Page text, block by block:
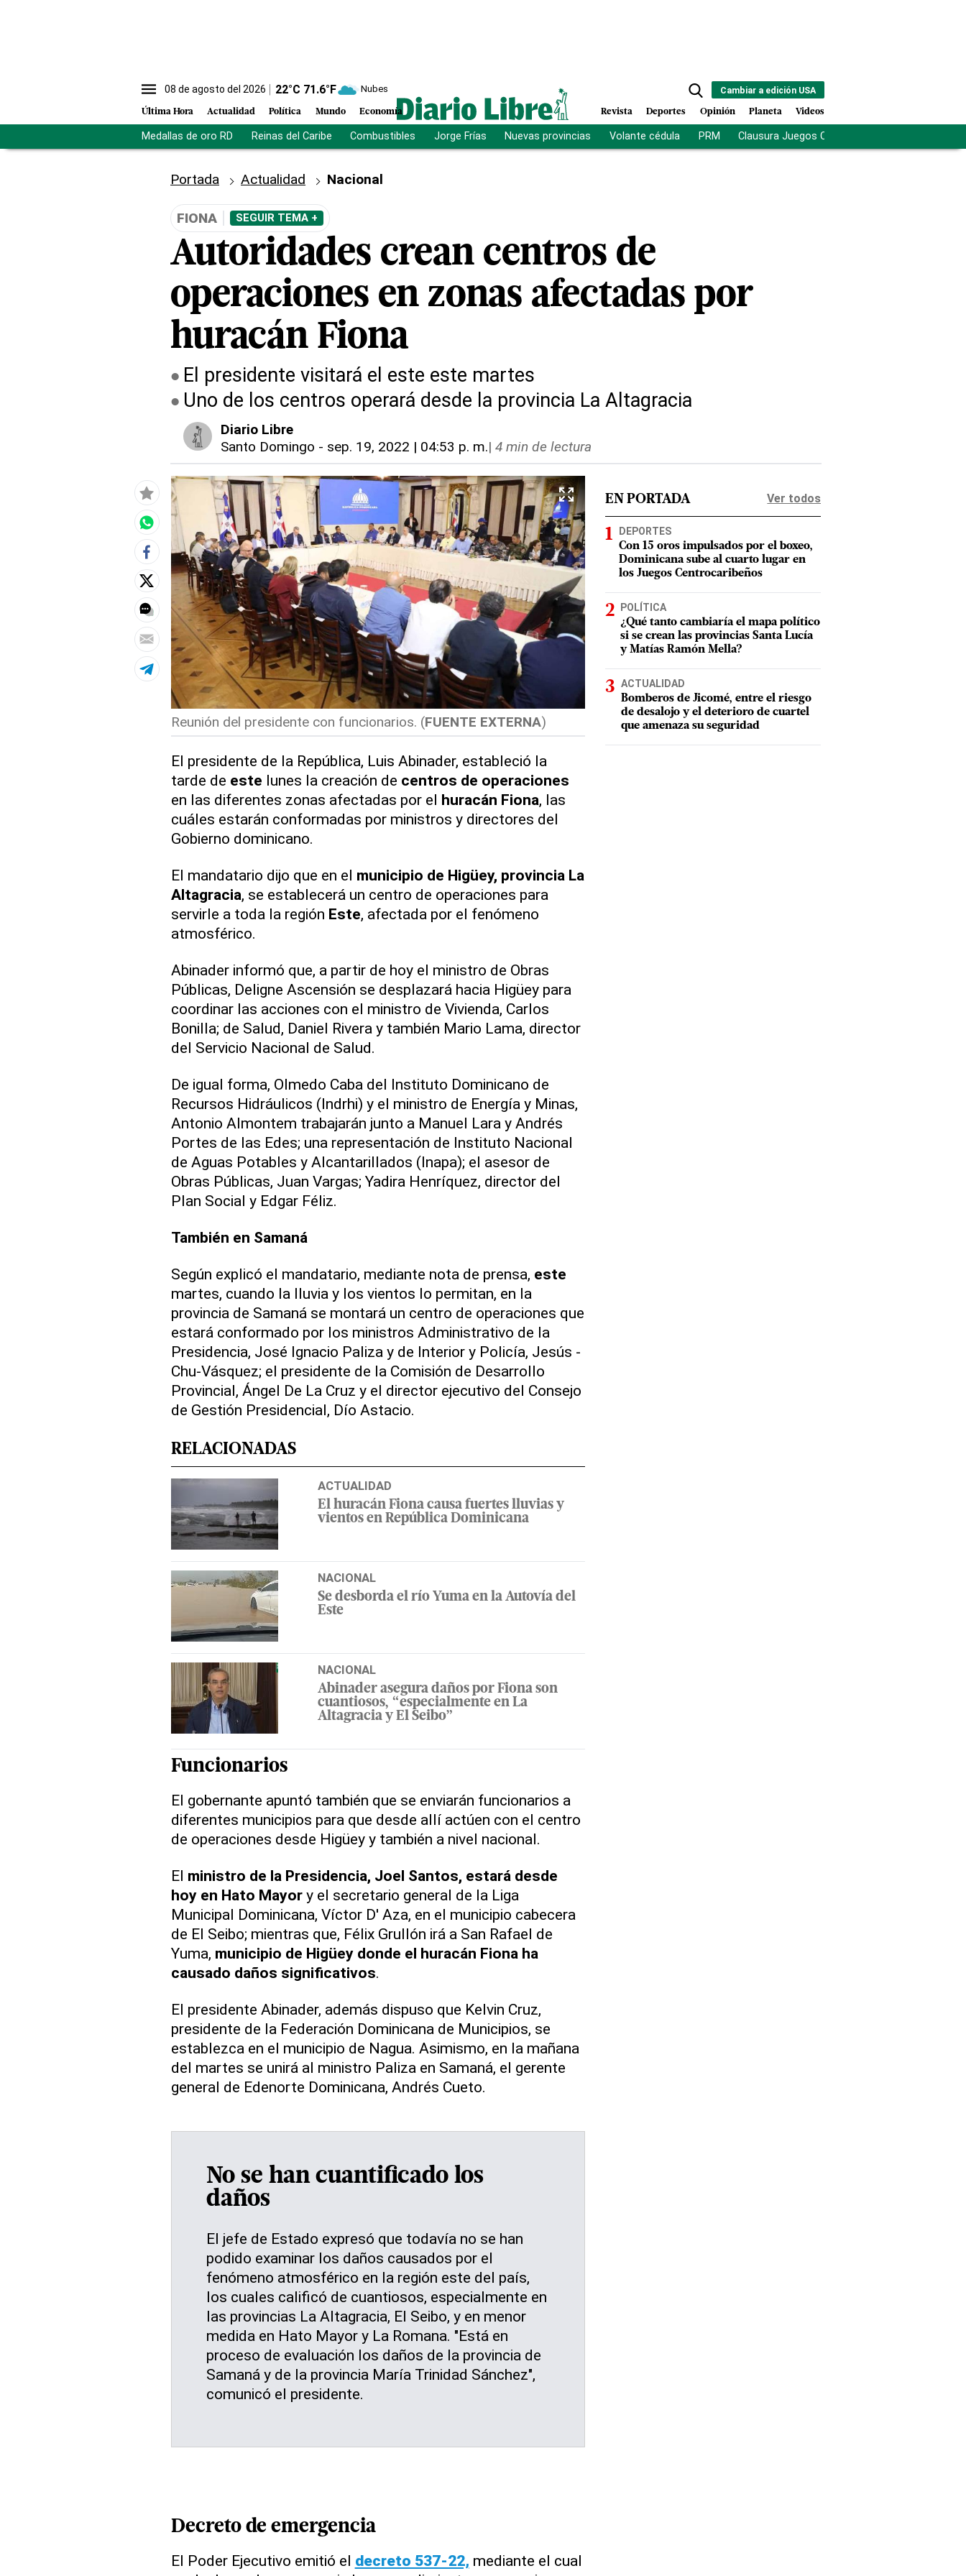
08 de agosto del 2026 22°C 71.6°F Nubes
Última Hora Actualidad Política Mundo Economía
Cambiar a edición USA
Revista Deportes Opinión Planeta Videos
Medallas de oro RD Reinas del Caribe Combustibles Jorge Frías Nuevas provincias Volante cédula PRM Clausura Juegos Centroamericanos
Portada Actualidad Nacional
FIONA SEGUIR TEMA +
Autoridades crean centros de
operaciones en zonas afectadas por
huracán Fiona
El presidente visitará el este este martes
Uno de los centros operará desde la provincia La Altagracia
Diario Libre
Santo Domingo - sep. 19, 2022 | 04:53 p. m.| 4 min de lectura
Reunión del presidente con funcionarios. (FUENTE EXTERNA)
El presidente de la República, Luis Abinader, estableció la
tarde de este lunes la creación de centros de operaciones
en las diferentes zonas afectadas por el huracán Fiona, las
cuáles estarán conformadas por ministros y directores del
Gobierno dominicano.
El mandatario dijo que en el municipio de Higüey, provincia La
Altagracia, se establecerá un centro de operaciones para
servirle a toda la región Este, afectada por el fenómeno
atmosférico.
Abinader informó que, a partir de hoy el ministro de Obras
Públicas, Deligne Ascensión se desplazará hacia Higüey para
coordinar las acciones con el ministro de Vivienda, Carlos
Bonilla; de Salud, Daniel Rivera y también Mario Lama, director
del Servicio Nacional de Salud.
De igual forma, Olmedo Caba del Instituto Dominicano de
Recursos Hidráulicos (Indrhi) y el ministro de Energía y Minas,
Antonio Almontem trabajarán junto a Manuel Lara y Andrés
Portes de las Edes; una representación de Instituto Nacional
de Aguas Potables y Alcantarillados (Inapa); el asesor de
Obras Públicas, Juan Vargas; Yadira Henríquez, director del
Plan Social y Edgar Féliz.
También en Samaná
Según explicó el mandatario, mediante nota de prensa, este
martes, cuando la lluvia y los vientos lo permitan, en la
provincia de Samaná se montará un centro de operaciones que
estará conformado por los ministros Administrativo de la
Presidencia, José Ignacio Paliza y de Interior y Policía, Jesús -
Chu-Vásquez; el presidente de la Comisión de Desarrollo
Provincial, Ángel De La Cruz y el director ejecutivo del Consejo
de Gestión Presidencial, Dío Astacio.
RELACIONADAS
ACTUALIDAD
El huracán Fiona causa fuertes lluvias y
vientos en República Dominicana
NACIONAL
Se desborda el río Yuma en la Autovía del
Este
NACIONAL
Abinader asegura daños por Fiona son
cuantiosos, “especialmente en La
Altagracia y El Seibo”
Funcionarios
El gobernante apuntó también que se enviarán funcionarios a
diferentes municipios para que desde allí actúen con el centro
de operaciones desde Higüey y también a nivel nacional.
El ministro de la Presidencia, Joel Santos, estará desde
hoy en Hato Mayory el secretario general de la Liga
Municipal Dominicana, Víctor D' Aza, en el municipio cabecera
de El Seibo; mientras que, Félix Grullón irá a San Rafael de
Yuma, municipio de Higüey donde el huracán Fiona ha
causado daños significativos.
El presidente Abinader, además dispuso que Kelvin Cruz,
presidente de la Federación Dominicana de Municipios, se
establezca en el municipio de Nagua. Asimismo, en la mañana
del martes se unirá al ministro Paliza en Samaná, el gerente
general de Edenorte Dominicana, Andrés Cueto.
No se han cuantificado los
daños
El jefe de Estado expresó que todavía no se han
podido examinar los daños causados por el
fenómeno atmosférico en la región este del país,
los cuales calificó de cuantiosos, especialmente en
las provincias La Altagracia, El Seibo, y en menor
medida en Hato Mayor y La Romana. "Está en
proceso de evaluación los daños de la provincia de
Samaná y de la provincia María Trinidad Sánchez",
comunicó el presidente.
Decreto de emergencia
El Poder Ejecutivo emitió el decreto 537-22, mediante el cual
EN PORTADA Ver todos
DEPORTES
Con 15 oros impulsados por el boxeo,
Dominicana sube al cuarto lugar en
los Juegos Centrocaribeños
POLÍTICA
¿Qué tanto cambiaría el mapa político
si se crean las provincias Santa Lucía
y Matías Ramón Mella?
ACTUALIDAD
Bomberos de Jicomé, entre el riesgo
de desalojo y el deterioro de cuartel
que amenaza su seguridad